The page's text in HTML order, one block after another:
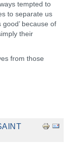
tempted to
to separate us
because of
their
from those